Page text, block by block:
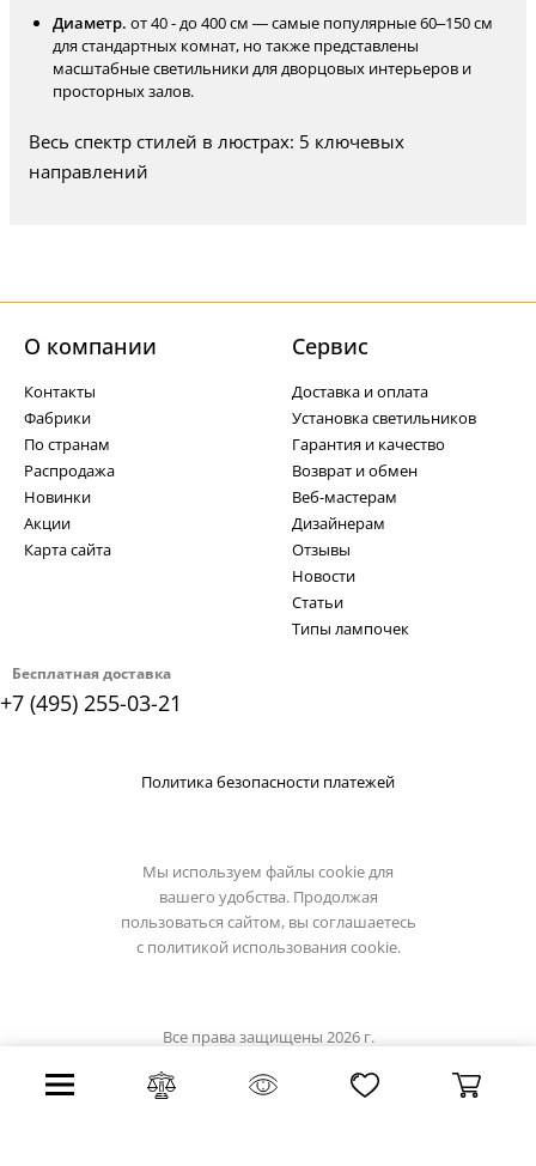
Диаметр. от 40 - до 400 см — самые популярные 60–150 см
для стандартных комнат, но также представлены
масштабные светильники для дворцовых интерьеров и
просторных залов.
Весь спектр стилей в люстрах: 5 ключевых
направлений
Бесплатная доставка
+7 (495) 255-03-21
О компании
Контакты
Фабрики
По странам
Распродажа
Новинки
Акции
Карта сайта
Cервис
Доставка и оплата
Установка светильников
Гарантия и качество
Возврат и обмен
Веб-мастерам
Дизайнерам
Отзывы
Новости
Статьи
Типы лампочек
Политика безопасности платежей
Мы используем файлы cookie для
вашего удобства. Продолжая
пользоваться сайтом, вы соглашаетесь
с политикой использования cookie.
Все права защищены 2026 г.